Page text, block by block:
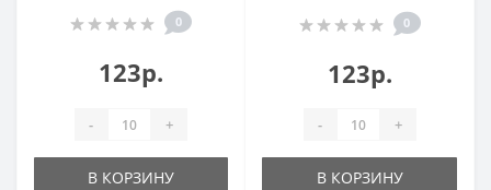
0
123р.
- +
В КОРЗИНУ
0
123р.
- +
В КОРЗИНУ